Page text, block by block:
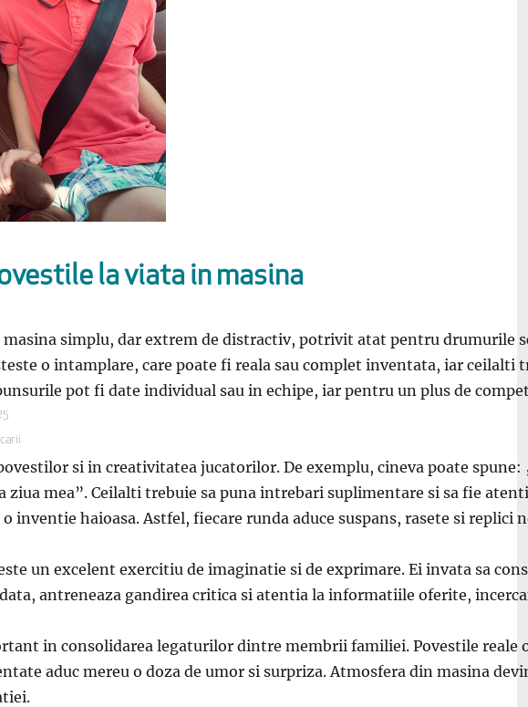
la viata in masina
masina simplu, dar extrem de distractiv, potrivit atat pentru drumurile
o intamplare, care poate fi reala sau complet inventata, iar ceilalti
pot fi date individual sau in echipe, iar pentru un plus de
si in creativitatea jucatorilor. De exemplu, cineva poate
ziua mea”. Ceilalti trebuie sa puna intrebari suplimentare si sa fie
inventie haioasa. Astfel, fiecare runda aduce suspans, rasete si replici
un excelent exercitiu de imaginatie si de exprimare. Ei invata sa
antreneaza gandirea critica si atentia la informatiile oferite,
in consolidarea legaturilor dintre membrii familiei. Povestile reale
aduc mereu o doza de umor si surpriza. Atmosfera din masina